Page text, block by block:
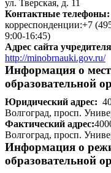
ул. Тверская, д. 11
Контактные телефоны:
корреспонденции:+7
9:00-16:45)
Адрес сайта
http://minobrnauki.gov.ru/
Информация о
образовательной
Юридический адрес:
Волгоград, просп.
Фактический адрес:
Волгоград, просп.
Информация о
образовательной